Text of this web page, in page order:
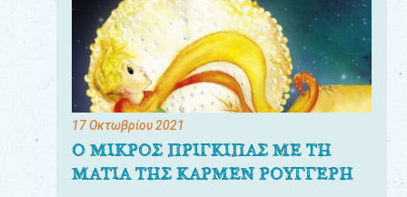
17 Οκτωβρίου 2021
Ο ΜΙΚΡΟΣ ΠΡΙΓΚΙΠΑΣ ΜΕ ΤΗ
ΜΑΤΙΑ ΤΗΣ ΚΑΡΜΕΝ ΡΟΥΓΓΕΡΗ